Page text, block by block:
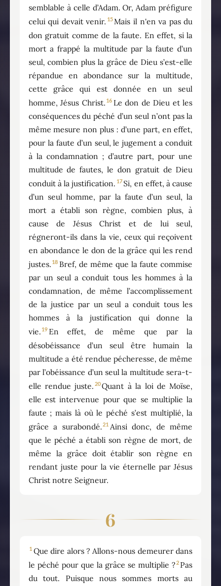
semblable à celle d’Adam. Or, Adam préfigure
celui qui devait venir. 15Mais il n'en va pas du
don gratuit comme de la faute. En effet, si la
mort a frappé la multitude par la faute d’un
seul, combien plus la grâce de Dieu s’est-elle
répandue en abondance sur la multitude,
cette grâce qui est donnée en un seul
homme, Jésus Christ. 16 Le don de Dieu et les
conséquences du péché d’un seul n’ont pas la
même mesure non plus : d’une part, en effet,
pour la faute d’un seul, le jugement a conduit
à la condamnation ; d’autre part, pour une
multitude de fautes, le don gratuit de Dieu
conduit à la justification. 17 Si, en effet, à cause
d’un seul homme, par la faute d’un seul, la
mort a établi son règne, combien plus, à
cause de Jésus Christ et de lui seul,
régneront-ils dans la vie, ceux qui reçoivent
en abondance le don de la grâce qui les rend
justes. 18 Bref, de même que la faute commise
par un seul a conduit tous les hommes à la
condamnation, de même l’accomplissement
de la justice par un seul a conduit tous les
hommes à la justification qui donne la
vie. 19 En effet, de même que par la
désobéissance d’un seul être humain la
multitude a été rendue pécheresse, de même
par l’obéissance d’un seul la multitude sera-t-
elle rendue juste. 20Quant à la loi de Moïse,
elle est intervenue pour que se multiplie la
faute ; mais là où le péché s’est multiplié, la
grâce a surabondé.21 Ainsi donc, de même
que le péché a établi son règne de mort, de
même la grâce doit établir son règne en
rendant juste pour la vie éternelle par Jésus
Christ notre Seigneur.
6
1 Que dire alors ? Allons-nous demeurer dans
le péché pour que la grâce se multiplie ?2 Pas
du tout. Puisque nous sommes morts au